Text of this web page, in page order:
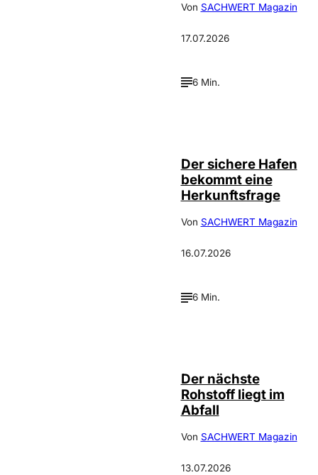
Von SACHWERT Magazin
17.07.2026
6 Min.
Der sichere Hafen
bekommt eine
Herkunftsfrage
Von SACHWERT Magazin
16.07.2026
6 Min.
Der nächste
Rohstoff liegt im
Abfall
Von SACHWERT Magazin
13.07.2026